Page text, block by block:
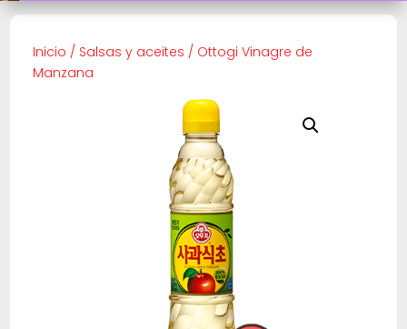
Inicio / Salsas y aceites / Ottogi Vinagre de
Manzana